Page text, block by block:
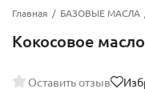
Главная / БАЗОВЫЕ МАСЛА
Кокосовое
Оставить отзыв